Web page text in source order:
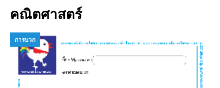
คณิตศาสตร์
การบวก